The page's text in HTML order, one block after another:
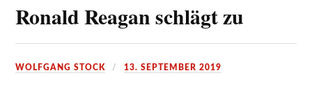
Ronald Reagan schlägt zu
WOLFGANG STOCK 13. SEPTEMBER 2019